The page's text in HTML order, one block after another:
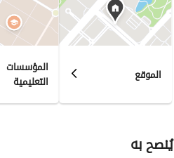
الموقع المؤسسات
التعليمية
يُنصح به